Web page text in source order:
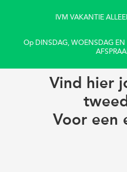
Vind hier
Voor een
IVM VAKANTIE
Op DINSDAG, WOENSDAG